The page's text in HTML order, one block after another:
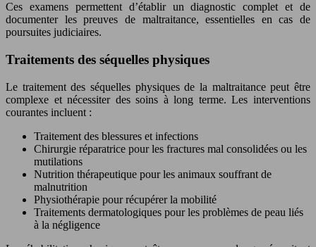
Ces examens permettent d’établir un diagnostic complet et de
documenter les preuves de maltraitance, essentielles en cas de
poursuites judiciaires.
Traitements des séquelles physiques
Le traitement des séquelles physiques de la maltraitance peut être
complexe et nécessiter des soins à long terme. Les interventions
courantes incluent :
Traitement des blessures et infections
Chirurgie réparatrice pour les fractures mal consolidées ou les
mutilations
Nutrition thérapeutique pour les animaux souffrant de
malnutrition
Physiothérapie pour récupérer la mobilité
Traitements dermatologiques pour les problèmes de peau liés
à la négligence